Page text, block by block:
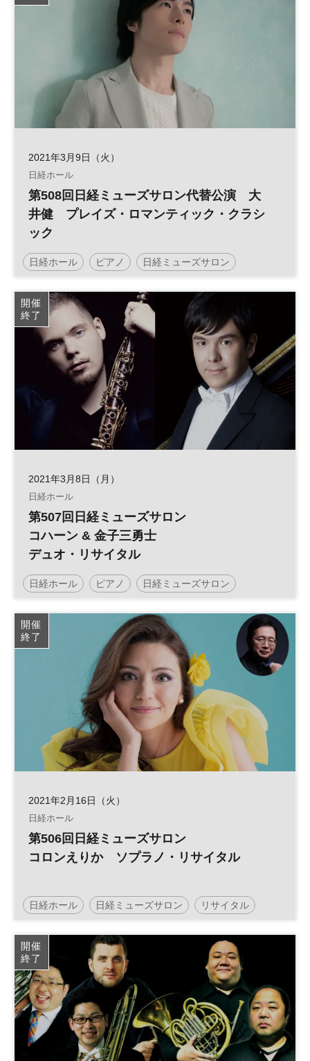
2021年3月9日（火）
日経ホール
第508回日経ミューズサロン代替公演 大
井健 プレイズ・ロマンティック・クラシ
ック
日経ホール ピアノ 日経ミューズサロン
開催
終了
2021年3月8日（月）
日経ホール
第507回日経ミューズサロン
コハーン & 金子三勇士
デュオ・リサイタル
日経ホール ピアノ 日経ミューズサロン
リサイタル
ミューズサロン
開催
終了
2021年2月16日（火）
日経ホール
第506回日経ミューズサロン
コロンえりか ソプラノ・リサイタル
日経ホール 日経ミューズサロン リサイタル
開催
終了